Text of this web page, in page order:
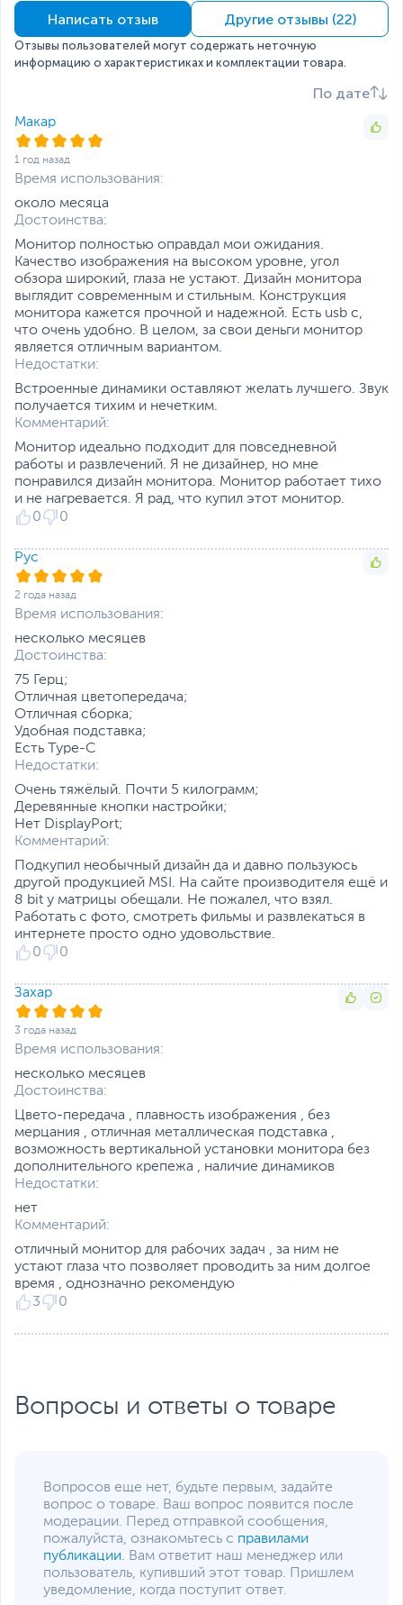
наушников.
Цветовой охват DCI-
P3, %
87
Цветовой охват
Цвет, используемый в
оформлении
Стандарт крепления
VESA
Слот для замка
Kensington
Есть
Интерфейсы
Регулировка по высоте,
см
11
Интерфейс
подключения
Прочие разъемы
MiniJack, USB Type-C
Кабели в комплекте HDMI
Функции и особенности
Особенности
Регулировка по высоте,
Технология устранения
Дополнительно
эргономичности TÜV
Certiled
Размеры и вес
Размеры (Ш х В х Г)
подставки; 54.1 x 38 x
20 см - с подставкой
Размеры упаковки (Ш х В
х Г)
81.4 x 41.7 x 16.7 см
Вес изделия
Вес с упаковкой
Заводские данные
Срок гарантии (мес.)
Ссылка на сайт
Если вы заметили ошибку или неточность в описании товара,
пожалуйста, выделите текст с ошибкой и нажмите Ctrl+Enter.
Xарактеристики, комплект поставки и внешний вид данного товара
могут отличаться от указанных или могут быть изменены
производителем без отражения в каталоге интернет-магазина.
Написать отзыв Другие отзывы (22)
Отзывы пользователей могут содержать неточную
информацию о характеристиках и комплектации товара.
По дате
Макар
1 год назад
Время использования:
около месяца
Достоинства:
Монитор полностью оправдал мои ожидания.
Качество изображения на высоком уровне, угол
обзора широкий, глаза не устают. Дизайн монитора
выглядит современным и стильным. Конструкция
монитора кажется прочной и надежной. Есть usb c,
что очень удобно. В целом, за свои деньги монитор
является отличным вариантом.
Недостатки:
Встроенные динамики оставляют желать лучшего. Звук
получается тихим и нечетким.
Комментарий:
Монитор идеально подходит для повседневной
работы и развлечений. Я не дизайнер, но мне
понравился дизайн монитора. Монитор работает тихо
и не нагревается. Я рад, что купил этот монитор.
0
0
Рус
2 года назад
Время использования:
несколько месяцев
Достоинства:
75 Герц;
Отличная цветопередача;
Отличная сборка;
Удобная подставка;
Есть Type-C
Недостатки:
Очень тяжёлый. Почти 5 килограмм;
Деревянные кнопки настройки;
Нет DisplayPort;
Комментарий:
Подкупил необычный дизайн да и давно пользуюсь
другой продукцией MSI. На сайте производителя ещё и
8 bit у матрицы обещали. Не пожалел, что взял.
Работать с фото, смотреть фильмы и развлекаться в
интернете просто одно удовольствие.
0
0
Захар
3 года назад
Время использования:
несколько месяцев
Достоинства:
Цвето-передача , плавность изображения , без
мерцания , отличная металлическая подставка ,
возможность вертикальной установки монитора без
дополнительного крепежа , наличие динамиков
Недостатки:
нет
Комментарий:
отличный монитор для рабочих задач , за ним не
устают глаза что позволяет проводить за ним долгое
время , однозначно рекомендую
3
0
Вопросы и ответы о товаре
Вопросов еще нет, будьте первым, задайте
вопрос о товаре. Ваш вопрос появится после
модерации. Перед отправкой сообщения,
пожалуйста, ознакомьтесь с правилами
публикации. Вам ответит наш менеджер или
пользователь, купивший этот товар. Пришлем
уведомление, когда поступит ответ.